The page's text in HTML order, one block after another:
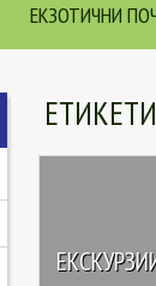
ЕКЗОТИЧНИ
ЕТИКЕТИ